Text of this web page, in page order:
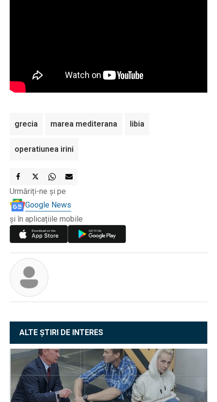
grecia marea mediterana libia
operatiunea irini
Urmăriți-ne și pe
Google News
și în aplicațiile mobile
ALTE ȘTIRI DE INTERES